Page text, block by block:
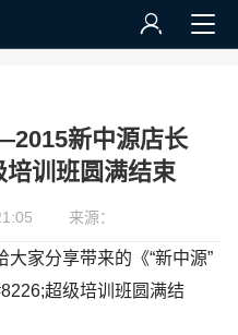
新中源店长
训班圆满结束
来源：
家分享带来的《“新中源”
超级培训班圆满结